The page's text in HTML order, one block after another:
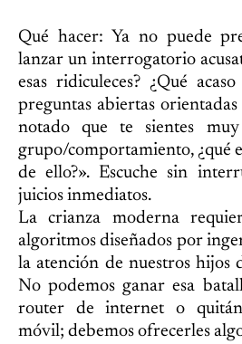
Qué hacer: Ya no puede
lanzar un interrogatorio
esas ridiculeces? ¿Qué
preguntas abiertas
notado que te sientes
grupo/comportamiento, ¿qué
de ello?». Escuche sin
juicios inmediatos.
La crianza moderna
algoritmos diseñados por
la atención de nuestros hijos
No podemos ganar esa
router de internet o
móvil; debemos ofrecerles